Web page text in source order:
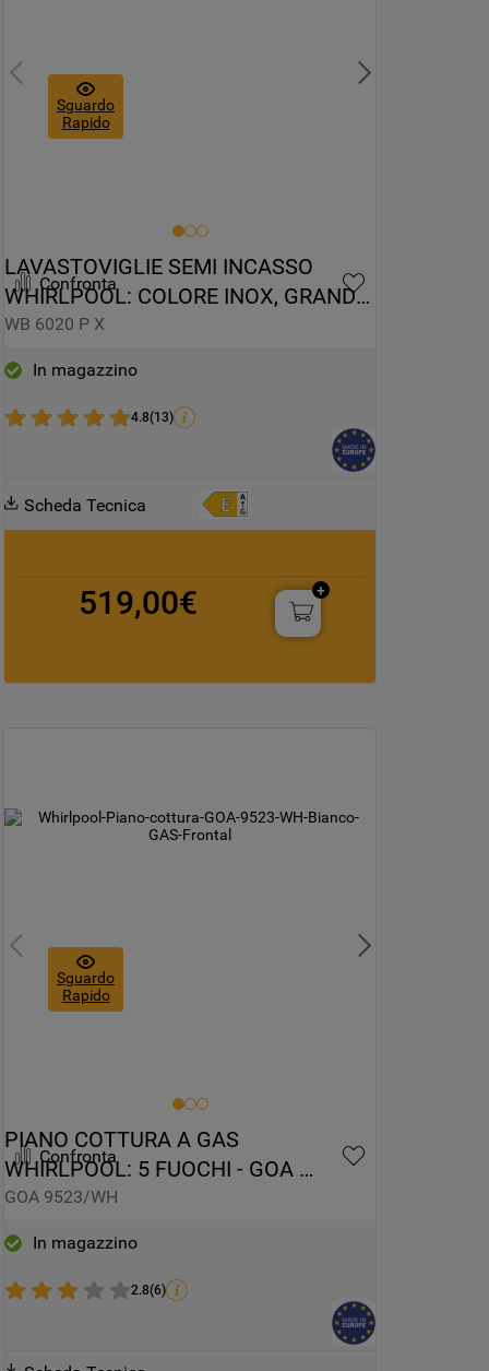
Sguardo
Rapido
Confronta
LAVASTOVIGLIE SEMI INCASSO
WHIRLPOOL: COLORE INOX, GRANDE
CAPIENZA - WB 6020 P X
WB 6020 P X
In magazzino
4.8(13)
Scheda Tecnica
519,00€
Sguardo
Rapido
Confronta
PIANO COTTURA A GAS
WHIRLPOOL: 5 FUOCHI - GOA
9523/WH
GOA 9523/WH
In magazzino
2.8(6)